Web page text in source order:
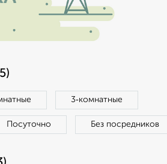
3‑комнатные
Посуточно Без посредников